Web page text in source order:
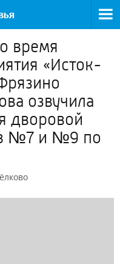
время
«Исток-
озвучила
дворовой
№7 и №9 по